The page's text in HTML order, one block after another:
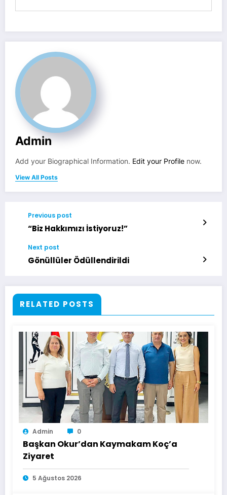
Admin
Add your Biographical Information. Edit your Profile now.
View All Posts
Previous post
“Biz Hakkımızı İstiyoruz!”
Next post
Gönüllüler Ödüllendirildi
RELATED POSTS
Admin 0
Başkan Okur’dan Kaymakam Koç’a
Ziyaret
5 Ağustos 2026